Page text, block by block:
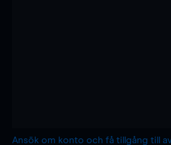
Ansök om konto och få tillgång till